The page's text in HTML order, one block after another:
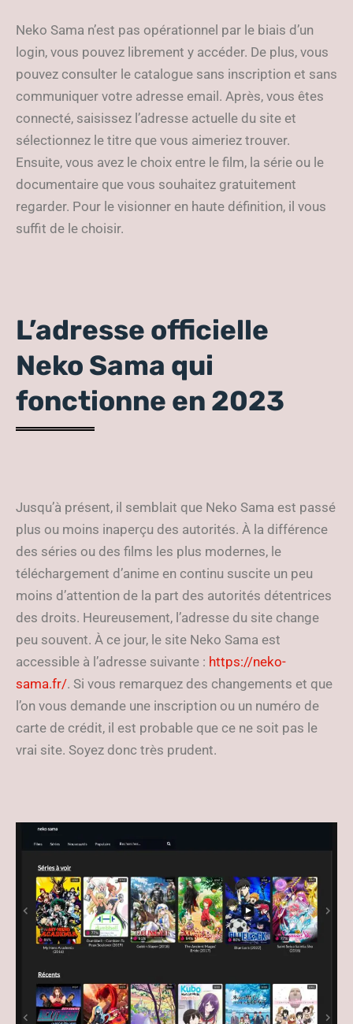
Neko Sama n’est pas opérationnel par le biais d’un
login, vous pouvez librement y accéder. De plus, vous
pouvez consulter le catalogue sans inscription et sans
communiquer votre adresse email. Après, vous êtes
connecté, saisissez l’adresse actuelle du site et
sélectionnez le titre que vous aimeriez trouver.
Ensuite, vous avez le choix entre le film, la série ou le
documentaire que vous souhaitez gratuitement
regarder. Pour le visionner en haute définition, il vous
suffit de le choisir.
L’adresse officielle
Neko Sama qui
fonctionne en 2023
Jusqu’à présent, il semblait que Neko Sama est passé
plus ou moins inaperçu des autorités. À la différence
des séries ou des films les plus modernes, le
téléchargement d’anime en continu suscite un peu
moins d’attention de la part des autorités détentrices
des droits. Heureusement, l’adresse du site change
peu souvent. À ce jour, le site Neko Sama est
accessible à l’adresse suivante : https://neko-
sama.fr/. Si vous remarquez des changements et que
l’on vous demande une inscription ou un numéro de
carte de crédit, il est probable que ce ne soit pas le
vrai site. Soyez donc très prudent.